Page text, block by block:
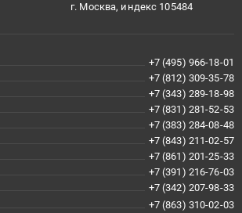
г. Москва, индекс 105484
+7 (495) 966-18-01
+7 (812) 309-35-78
+7 (343) 289-18-98
+7 (831) 281-52-53
+7 (383) 284-08-48
+7 (843) 211-02-57
+7 (861) 201-25-33
+7 (391) 216-76-03
+7 (342) 207-98-33
+7 (863) 310-02-03